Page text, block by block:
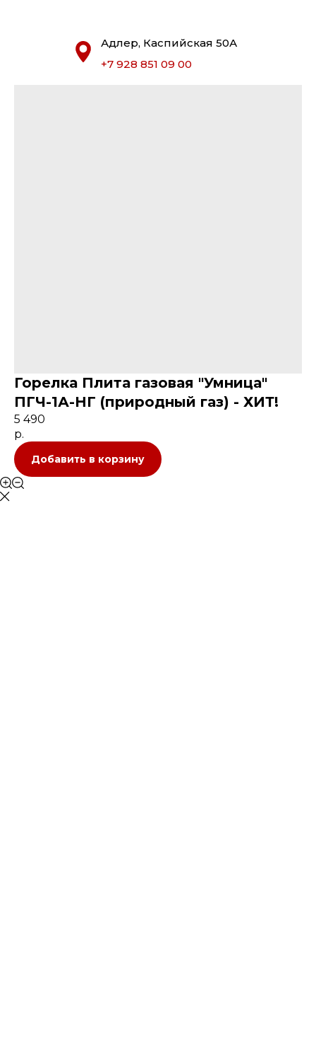
Адлер, Каспийская 50А
+7 928 851 09 00
Горелка Плита газовая "Умница"
ПГЧ-1А-НГ (природный газ) - ХИТ!
5 490
р.
Добавить в корзину